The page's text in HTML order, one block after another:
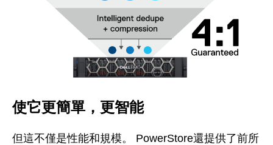
使它更簡單，更智能
但這不僅是性能和規模。 PowerStore還提供了前所